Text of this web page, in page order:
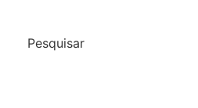
Pesquisar